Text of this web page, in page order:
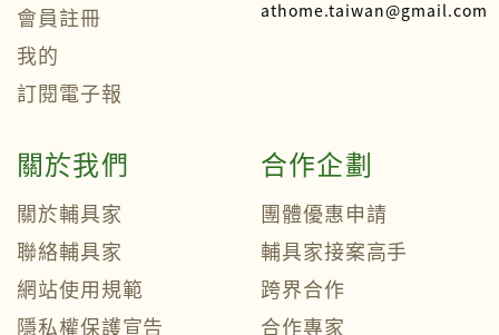
會員註冊
我的
訂閱電子報
athome.taiwan@gmail.com
關於我們
關於輔具家
聯絡輔具家
網站使用規範
隱私權保護宣告
合作企劃
團體優惠申請
輔具家接案高手
跨界合作
合作專家